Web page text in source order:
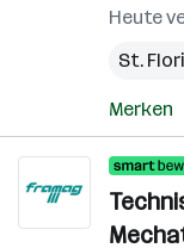
Heute
St.
Merken